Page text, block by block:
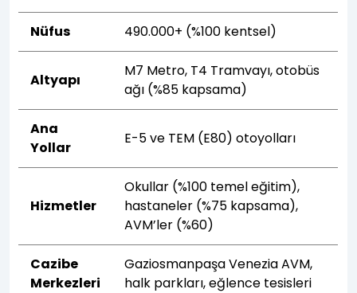
Nüfus 490.000+ (%100 kentsel)
Altyapı
M7 Metro, T4 Tramvayı, otobüs
ağı (%85 kapsama)
Ana
Yollar
E-5 ve TEM (E80) otoyolları
Hizmetler
Okullar (%100 temel eğitim),
hastaneler (%75 kapsama),
AVM’ler (%60)
Cazibe
Merkezleri
Gaziosmanpaşa Venezia AVM,
halk parkları, eğlence tesisleri